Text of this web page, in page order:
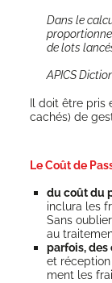
Dans le
de lots
APICS
Il doit être pris
cachés) de
Le Coût de
du coût du
inclu­ra les
Sans
au
par­fois,
et
ment les